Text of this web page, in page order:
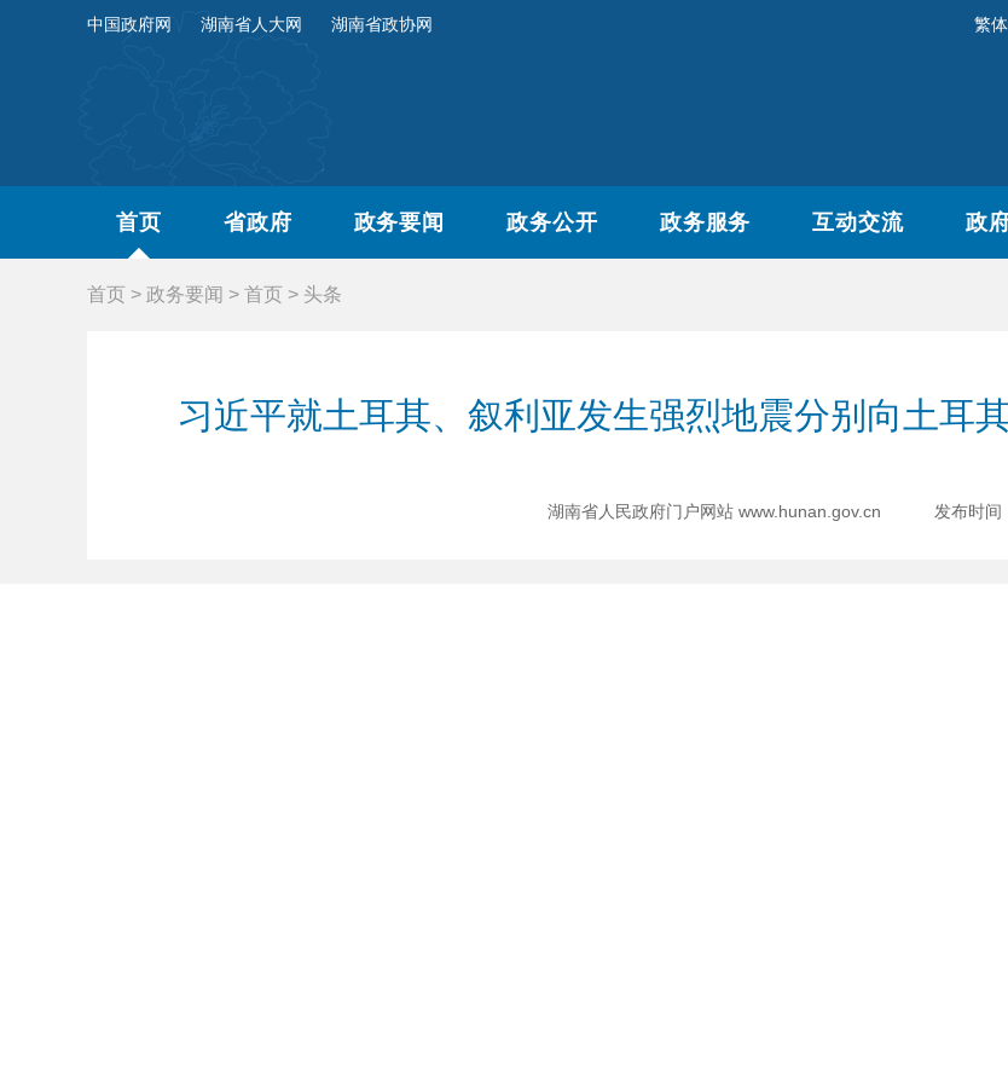
中国政府网 湖南省人大网 湖南省政协网 繁
首页 省政府 政务要闻 政务公开 政务服务 互动交流 政
首页 > 政务要闻 > 首页 > 头条
习近平就土耳其、叙利亚发生强烈地震分别向土耳
湖南省人民政府门户网站 www.hunan.gov.cn 发布时间